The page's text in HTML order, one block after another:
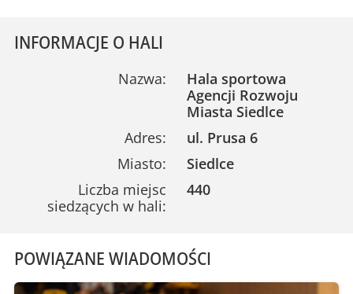
INFORMACJE O HALI
Nazwa:
Hala sportowa
Agencji Rozwoju
Miasta Siedlce
Adres:
ul. Prusa 6
Miasto:
Siedlce
Liczba miejsc
siedzących w hali:
440
POWIĄZANE WIADOMOŚCI